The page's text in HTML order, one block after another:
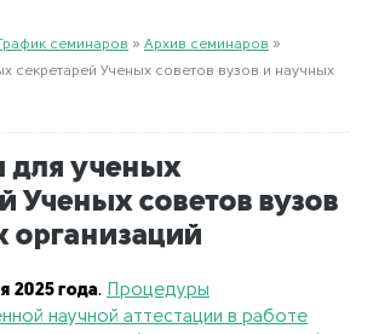
График семинаров » Архив семинаров »
секретарей Ученых советов вузов и научных
для ученых
Ученых советов вузов
организаций
2025 года.
Процедуры
научной аттестации в работе